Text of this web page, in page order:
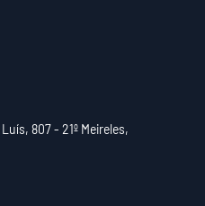
807 - 21º Meireles,